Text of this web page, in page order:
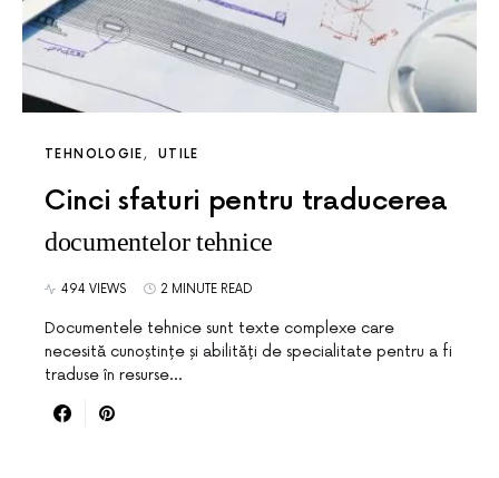
TEHNOLOGIE UTILE
Cinci sfaturi pentru traducerea
documentelor tehnice
494 VIEWS 2 MINUTE READ
Documentele tehnice sunt texte complexe care
necesită cunoștințe și abilități de specialitate pentru a fi
traduse în resurse…